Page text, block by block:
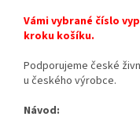
Vámi vybrané číslo
kroku košíku.
Podporujeme české
u českého výrobce.
Návod: